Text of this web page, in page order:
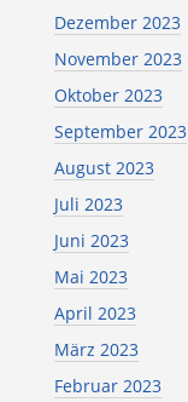
Dezember 2023
November 2023
Oktober 2023
September 2023
August 2023
Juli 2023
Juni 2023
Mai 2023
April 2023
März 2023
Februar 2023